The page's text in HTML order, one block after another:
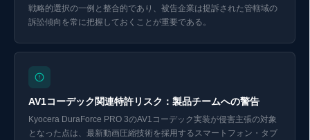
戦略的選択の一例と整合的であり、被告企業は提訴された管轄域の
訴訟傾向を常に把握しておくことが重要である。
AV1コーデック関連特許リスク：製品チームへの警告
Kyocera DuraForce PRO 3のAV1コーデック実装が侵害主張の対象
となった点は、最新動画圧縮技術を採用するスマートフォン・タブ